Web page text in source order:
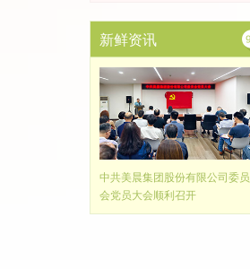
新鲜资讯
中共美晨集团股份有限公司委员
会党员大会顺利召开